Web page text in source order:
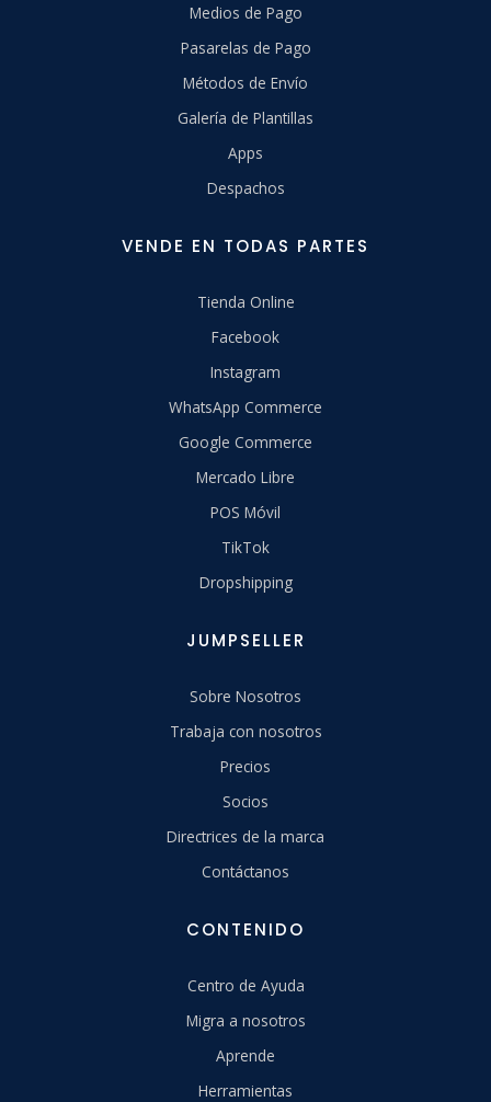
Medios de Pago
Pasarelas de Pago
Métodos de Envío
Galería de Plantillas
Apps
Despachos
VENDE EN TODAS PARTES
Tienda Online
Facebook
Instagram
WhatsApp Commerce
Google Commerce
Mercado Libre
POS Móvil
TikTok
Dropshipping
JUMPSELLER
Sobre Nosotros
Trabaja con nosotros
Precios
Socios
Directrices de la marca
Contáctanos
CONTENIDO
Centro de Ayuda
Migra a nosotros
Aprende
Herramientas